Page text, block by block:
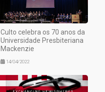
Culto celebra os 70 anos da
Universidade Presbiteriana
Mackenzie
14/04/2022